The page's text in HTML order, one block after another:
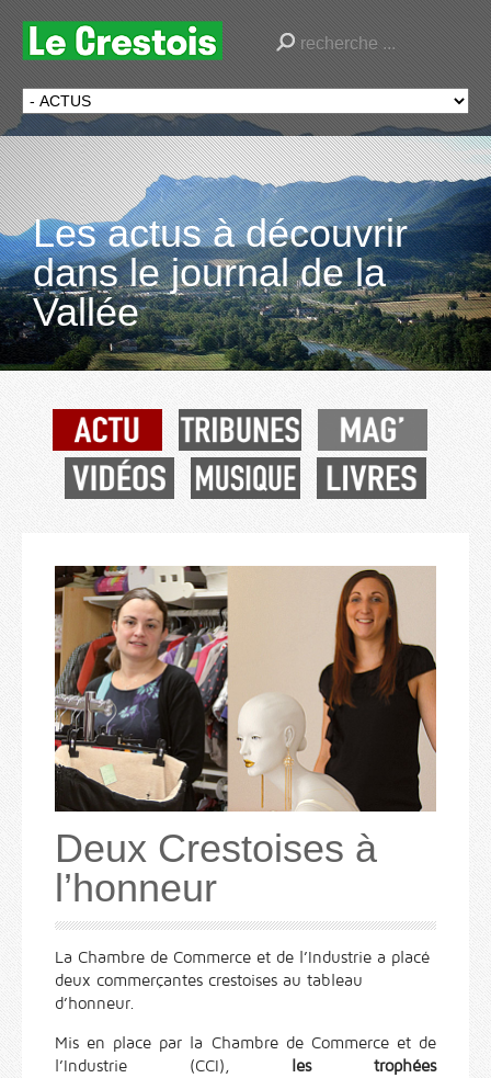
Les actus à découvrir
dans le journal de la
Vallée
Deux Crestoises à
l’honneur
La Chambre de Commerce et de l’Industrie a placé
deux commerçantes crestoises au tableau
d’honneur.
Mis en place par la Chambre de Commerce et de
l’Industrie (CCI),
les trophées